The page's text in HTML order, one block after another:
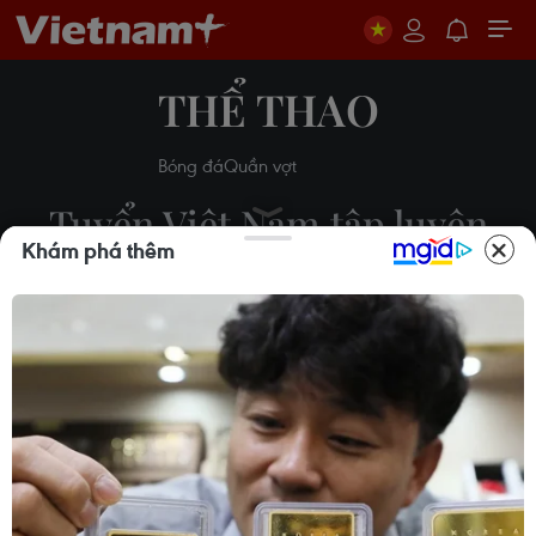
THỂ THAO
Bóng đáQuần vợt
Tuyển Việt Nam tập luyện
sung sức, đã thích nghi với
thời tiết tại UAE
Hiển Nguyễn
29/05/2021 07:23
Khám phá thêm